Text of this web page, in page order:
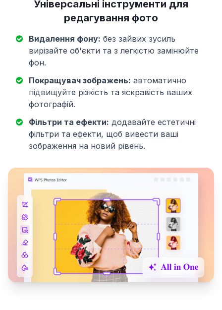
Універсальні інструменти для
редагування фото
Видалення фону: без зайвих зусиль
вирізайте об'єкти та з легкістю замінюйте
фон.
Покращувач зображень: автоматично
підвищуйте різкість та яскравість ваших
фотографій.
Фільтри та ефекти: додавайте естетичні
фільтри та ефекти, щоб вивести ваші
зображення на новий рівень.